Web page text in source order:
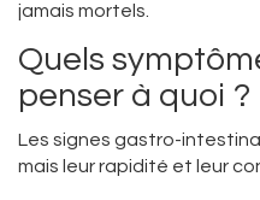
jamais mortels.
Quels
penser à quoi ?
Les signes gastro-
mais leur rapidité et leur